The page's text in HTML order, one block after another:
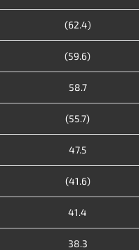
(62.4)
(59.6)
58.7
(55.7)
47.5
(41.6)
41.4
38.3